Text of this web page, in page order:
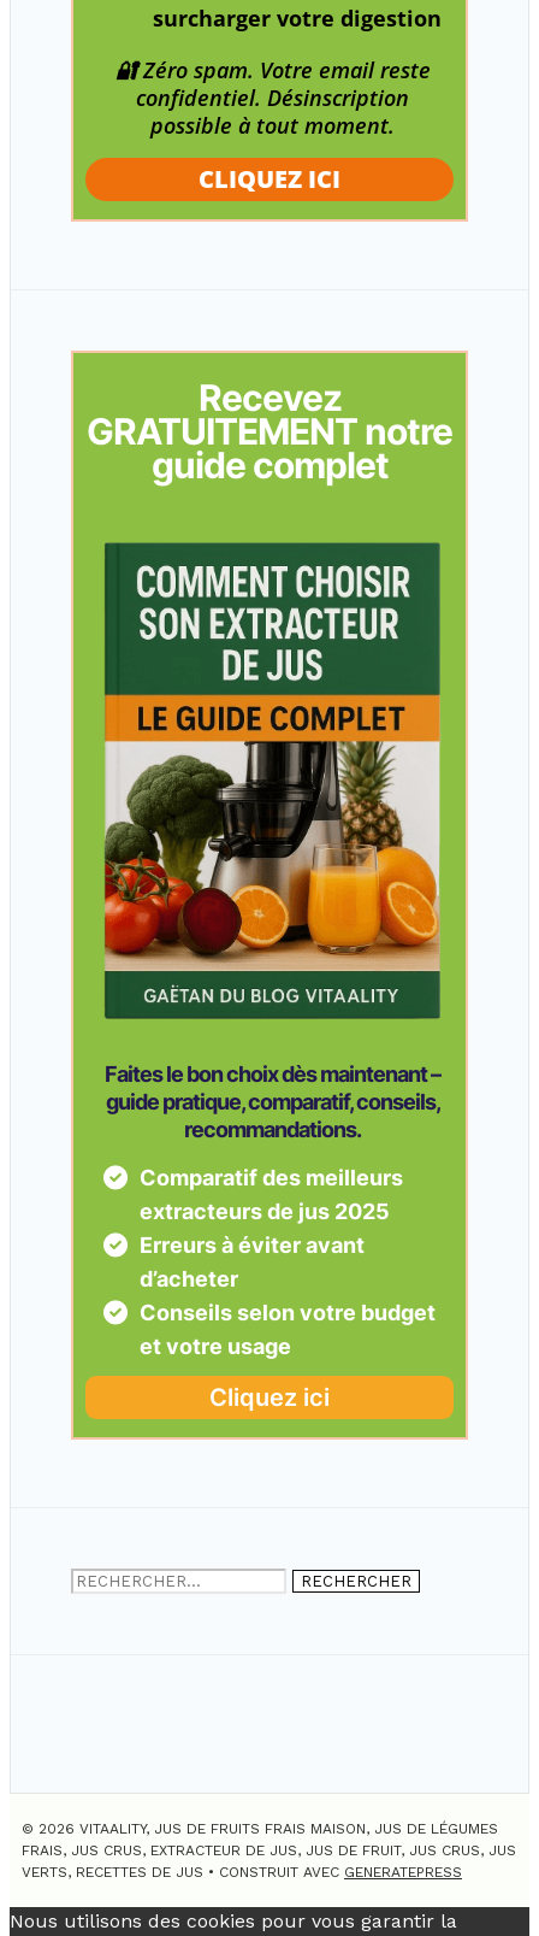
Rechercher :
© 2026 VITAALITY, JUS DE FRUITS FRAIS MAISON, JUS DE LÉGUMES
FRAIS, JUS CRUS, EXTRACTEUR DE JUS, JUS DE FRUIT, JUS CRUS, JUS
VERTS, RECETTES DE JUS • CONSTRUIT AVEC GENERATEPRESS
Nous utilisons des cookies pour vous garantir la